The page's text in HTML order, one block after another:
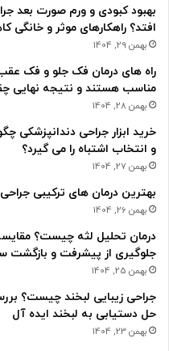
بهبود کبودی و ورم صورت بعد
افتد؟ راهکارهای موثر و خانگی
بهمن 29, 1404
مناسب هستند و نتیجه نهایی
بهمن 28, 1404
خرید ابزار جراحی دندانپزشکی
و انتخاب اشتباه را می گیرد؟
بهمن 27, 1404
بهترین درمان های ترکیبی
بهمن 26, 1404
درمان تحلیل لثه چیست؟
جلوگیری از پیشرفت و بازگشت
بهمن 25, 1404
جراحی زیبایی لبخند چیست؟
حل دستیابی به لبخند ایده آل
بهمن 23, 1404